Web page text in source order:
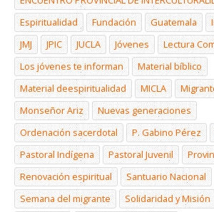
Espiritualidad
Fundación Guatemala
JMJ
JPIC JUCLA Jóvenes
Lectura
Los jóvenes te informan
Material bíblico
Material deespiritualidad
MICLA
Monseñor Ariz
Nuevas generaciones
Ordenación sacerdotal
P. Gabino Pérez
Pastoral Indígena
Pastoral Juvenil
Renovación espiritual
Santuario Nacional
Semana del migrante
Solidaridad y Misión